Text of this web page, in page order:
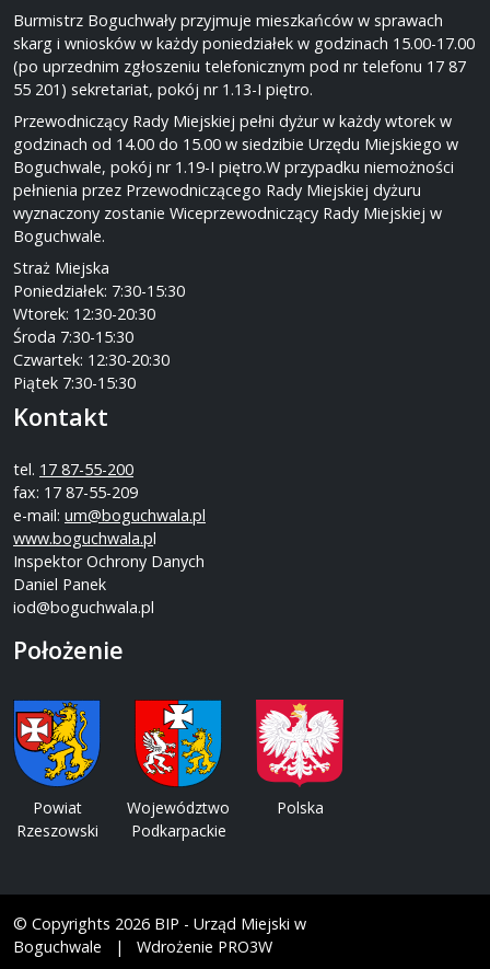
Burmistrz Boguchwały przyjmuje mieszkańców w sprawach
skarg i wniosków w każdy poniedziałek w godzinach 15.00-17.00
(po uprzednim zgłoszeniu telefonicznym pod nr telefonu 17 87
55 201) sekretariat, pokój nr 1.13-I piętro.
Przewodniczący Rady Miejskiej pełni dyżur w każdy wtorek w
godzinach od 14.00 do 15.00 w siedzibie Urzędu Miejskiego w
Boguchwale, pokój nr 1.19-I piętro.W przypadku niemożności
pełnienia przez Przewodniczącego Rady Miejskiej dyżuru
wyznaczony zostanie Wiceprzewodniczący Rady Miejskiej w
Boguchwale.
Straż Miejska
Poniedziałek: 7:30-15:30
Wtorek: 12:30-20:30
Środa 7:30-15:30
Czwartek: 12:30-20:30
Piątek 7:30-15:30
Kontakt
tel. 17 87-55-200
fax: 17 87-55-209
e-mail: um@boguchwala.pl
www.boguchwala.pl
Inspektor Ochrony Danych
Daniel Panek
iod@boguchwala.pl
Położenie
Powiat
Rzeszowski
Województwo
Podkarpackie
Polska
© Copyrights 2026 BIP - Urząd Miejski w
Boguchwale | Wdrożenie PRO3W